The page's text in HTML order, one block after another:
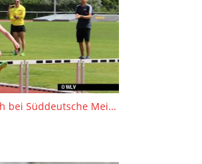
BW-Athlet:innen erfolgreich bei Süddeutsche Meisterschaften U23 / U16